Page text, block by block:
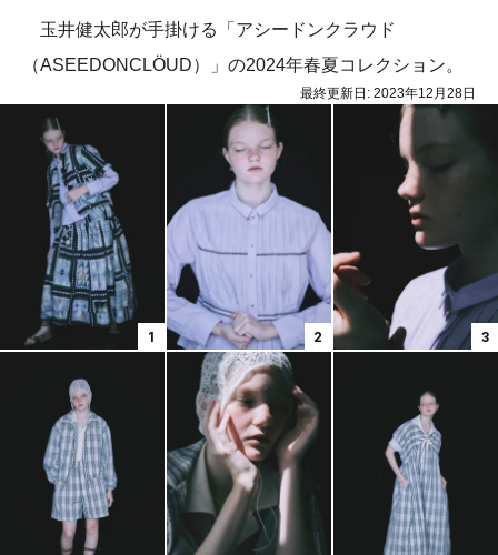
玉井健太郎が手掛ける「アシードンクラウド
（ASEEDONCLÖUD）」の2024年春夏コレクション。
最終更新日: 2023年12月28日
1 2 3